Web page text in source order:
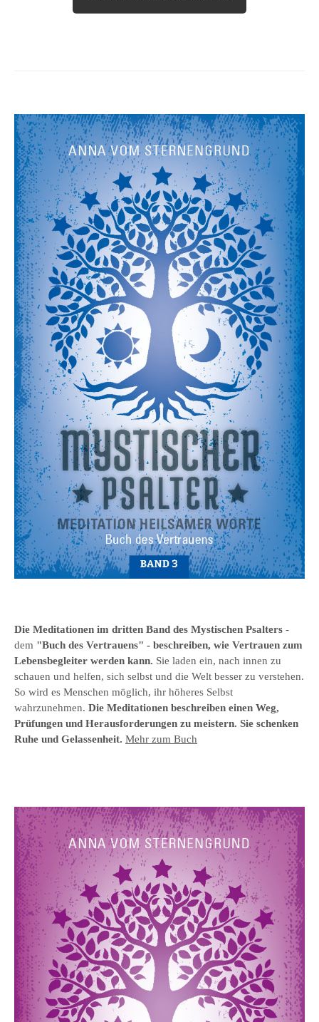
Die Meditationen im dritten Band des Mystischen Psalters -
dem "Buch des Vertrauens" - beschreiben, wie Vertrauen zum
Lebensbegleiter werden kann. Sie laden ein, nach innen zu
schauen und helfen, sich selbst und die Welt besser zu verstehen.
So wird es Menschen möglich, ihr höheres Selbst
wahrzunehmen. Die Meditationen beschreiben einen Weg,
Prüfungen und Herausforderungen zu meistern. Sie schenken
Ruhe und Gelassenheit. Mehr zum Buch